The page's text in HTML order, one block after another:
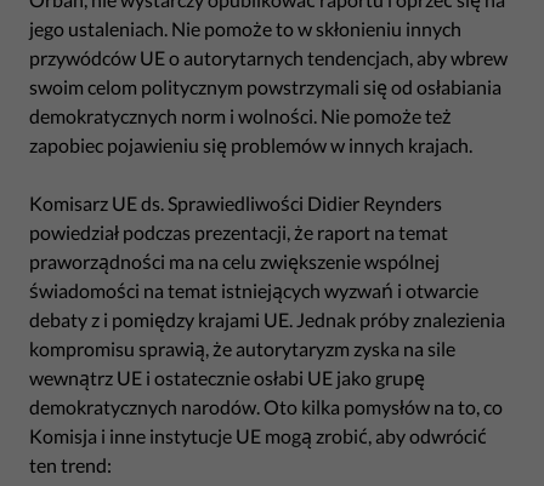
jego ustaleniach. Nie pomoże to w skłonieniu innych
przywódców UE o autorytarnych tendencjach, aby wbrew
swoim celom politycznym powstrzymali się od osłabiania
demokratycznych norm i wolności. Nie pomoże też
zapobiec pojawieniu się problemów w innych krajach.
Komisarz UE ds. Sprawiedliwości Didier Reynders
powiedział podczas prezentacji, że raport na temat
praworządności ma na celu zwiększenie wspólnej
świadomości na temat istniejących wyzwań i otwarcie
debaty z i pomiędzy krajami UE. Jednak próby znalezienia
kompromisu sprawią, że autorytaryzm zyska na sile
wewnątrz UE i ostatecznie osłabi UE jako grupę
demokratycznych narodów. Oto kilka pomysłów na to, co
Komisja i inne instytucje UE mogą zrobić, aby odwrócić
ten trend: